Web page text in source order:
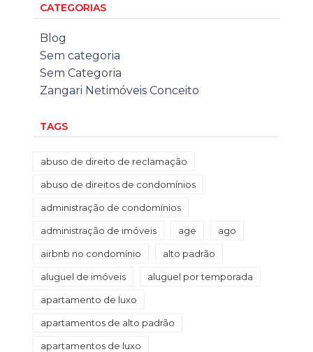
CATEGORIAS
Blog
Sem categoria
Sem Categoria
Zangari Netimóveis Conceito
TAGS
abuso de direito de reclamação
abuso de direitos de condomínios
administração de condomínios
administração de imóveis age ago
airbnb no condomínio alto padrão
aluguel de imóveis aluguel por temporada
apartamento de luxo
apartamentos de alto padrão
apartamentos de luxo